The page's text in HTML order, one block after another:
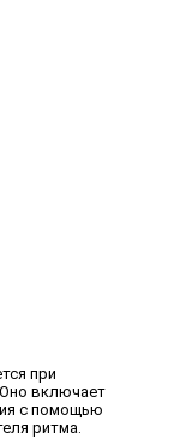
при
включает
с помощью
ритма.